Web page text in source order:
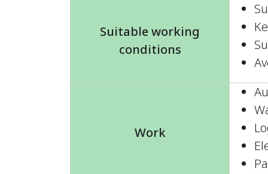
Suitable working
conditions
Work